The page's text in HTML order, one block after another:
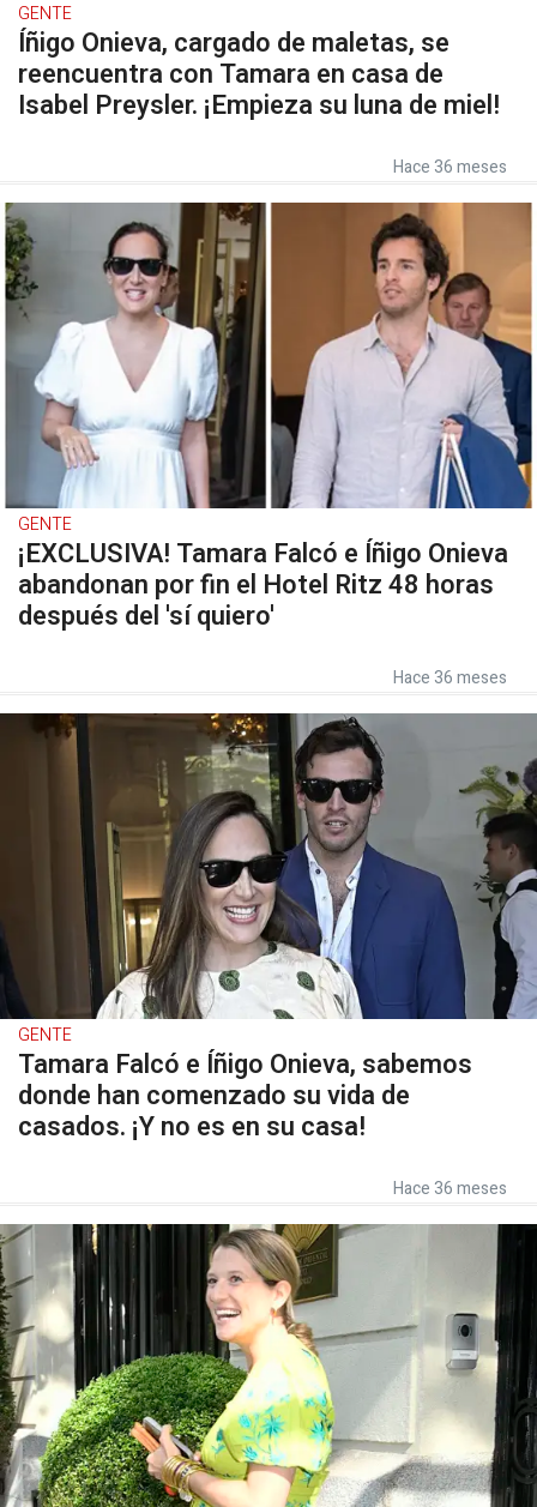
GENTE
Íñigo Onieva, cargado de maletas, se
reencuentra con Tamara en casa de
Isabel Preysler. ¡Empieza su luna de miel!
Hace 36 meses
GENTE
¡EXCLUSIVA! Tamara Falcó e Íñigo Onieva
abandonan por fin el Hotel Ritz 48 horas
después del 'sí quiero'
Hace 36 meses
GENTE
Tamara Falcó e Íñigo Onieva, sabemos
donde han comenzado su vida de
casados. ¡Y no es en su casa!
Hace 36 meses